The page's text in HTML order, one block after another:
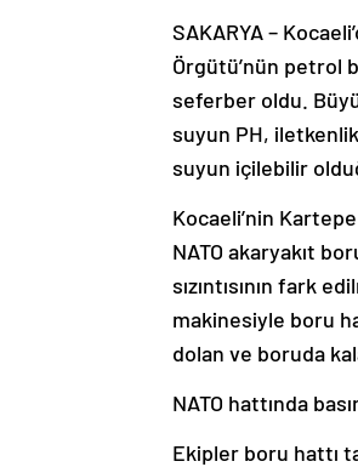
SAKARYA –
Örgütü’nün petrol
seferber oldu.
suyun PH,
suyun içilebilir
Kocaeli’nin
NATO akaryakıt
sızıntısının fark
makinesiyle boru
dolan ve boruda
NATO hattında
Ekipler boru hattı